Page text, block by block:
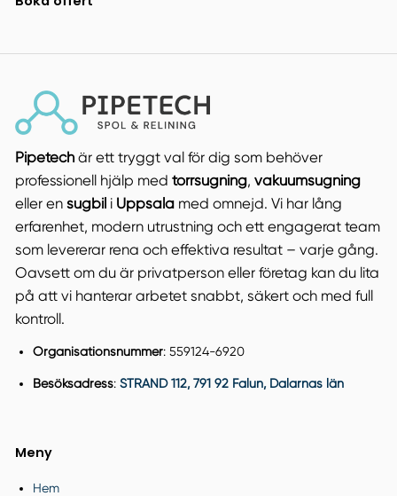
Pipetechär ett tryggt val för dig som behöver
professionell hjälp med torrsugning, vakuumsugning
eller en sugbil i Uppsalamed omnejd. Vi har lång
erfarenhet, modern utrustning och ett engagerat team
som levererar rena och effektiva resultat – varje gång.
Oavsett om du är privatperson eller företag kan du lita
på att vi hanterar arbetet snabbt, säkert och med full
kontroll.
Organisationsnummer: 559124-6920
Besöksadress: STRAND 112, 791 92 Falun, Dalarnas län
Meny
Hem